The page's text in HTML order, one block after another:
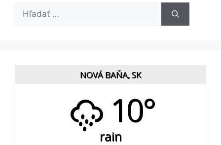
Hľadať:
NOVÁ BAŇA, SK
10°
rain